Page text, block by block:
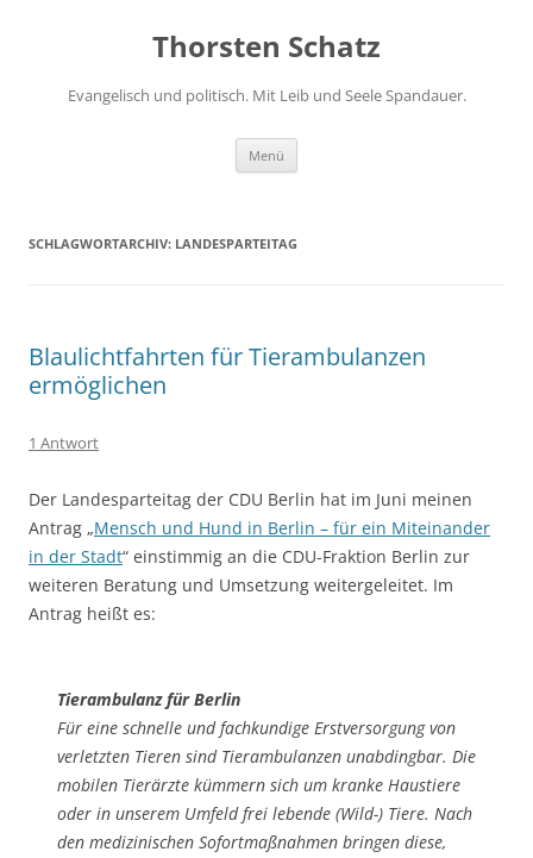
Thorsten Schatz
Evangelisch und politisch. Mit Leib und Seele Spandauer.
Menü
SCHLAGWORTARCHIV: LANDESPARTEITAG
Blaulichtfahrten für Tierambulanzen
ermöglichen
1 Antwort
Der Landesparteitag der CDU Berlin hat im Juni meinen
Antrag „Mensch und Hund in Berlin – für ein Miteinander
in der Stadt“ einstimmig an die CDU-Fraktion Berlin zur
weiteren Beratung und Umsetzung weitergeleitet. Im
Antrag heißt es:
Tierambulanz für Berlin
Für eine schnelle und fachkundige Erstversorgung von
verletzten Tieren sind Tierambulanzen unabdingbar. Die
mobilen Tierärzte kümmern sich um kranke Haustiere
oder in unserem Umfeld frei lebende (Wild-) Tiere. Nach
den medizinischen Sofortmaßnahmen bringen diese,